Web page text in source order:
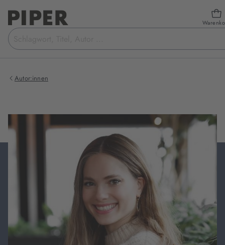
Suchbegriff
eingeben
Autor:innen